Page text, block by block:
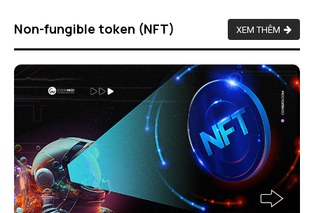
Non-fungible token (NFT) XEM THÊM